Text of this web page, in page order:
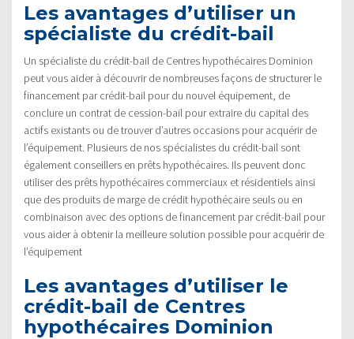
Les avantages d’utiliser un
spécialiste du crédit-bail
Un spécialiste du crédit-bail de Centres hypothécaires Dominion
peut vous aider à découvrir de nombreuses façons de structurer le
financement par crédit-bail pour du nouvel équipement, de
conclure un contrat de cession-bail pour extraire du capital des
actifs existants ou de trouver d’autres occasions pour acquérir de
l’équipement. Plusieurs de nos spécialistes du crédit-bail sont
également conseillers en prêts hypothécaires. Ils peuvent donc
utiliser des prêts hypothécaires commerciaux et résidentiels ainsi
que des produits de marge de crédit hypothécaire seuls ou en
combinaison avec des options de financement par crédit-bail pour
vous aider à obtenir la meilleure solution possible pour acquérir de
l’équipement
Les avantages d’utiliser le
crédit-bail de Centres
hypothécaires Dominion